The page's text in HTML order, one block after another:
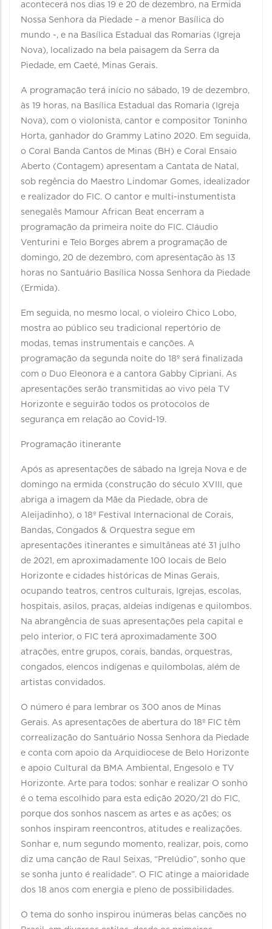
acontecerá nos dias 19 e 20 de dezembro, na Ermida
Nossa Senhora da Piedade – a menor Basílica do
mundo -, e na Basílica Estadual das Romarias (Igreja
Nova), localizado na bela paisagem da Serra da
Piedade, em Caeté, Minas Gerais.
A programação terá início no sábado, 19 de dezembro,
às 19 horas, na Basílica Estadual das Romaria (Igreja
Nova), com o violonista, cantor e compositor Toninho
Horta, ganhador do Grammy Latino 2020. Em seguida,
o Coral Banda Cantos de Minas (BH) e Coral Ensaio
Aberto (Contagem) apresentam a Cantata de Natal,
sob regência do Maestro Lindomar Gomes, idealizador
e realizador do FIC. O cantor e multi-instumentista
senegalês Mamour African Beat encerram a
programação da primeira noite do FIC. Cláudio
Venturini e Telo Borges abrem a programação de
domingo, 20 de dezembro, com apresentação às 13
horas no Santuário Basílica Nossa Senhora da Piedade
(Ermida).
Em seguida, no mesmo local, o violeiro Chico Lobo,
mostra ao público seu tradicional repertório de
modas, temas instrumentais e canções. A
programação da segunda noite do 18º será finalizada
com o Duo Eleonora e a cantora Gabby Cipriani. As
apresentações serão transmitidas ao vivo pela TV
Horizonte e seguirão todos os protocolos de
segurança em relação ao Covid-19.
Programação itinerante
Após as apresentações de sábado na Igreja Nova e de
domingo na ermida (construção do século XVIII, que
abriga a imagem da Mãe da Piedade, obra de
Aleijadinho), o 18º Festival Internacional de Corais,
Bandas, Congados & Orquestra segue em
apresentações itinerantes e simultâneas até 31 julho
de 2021, em aproximadamente 100 locais de Belo
Horizonte e cidades históricas de Minas Gerais,
ocupando teatros, centros culturais, Igrejas, escolas,
hospitais, asilos, praças, aldeias indígenas e quilombos.
Na abrangência de suas apresentações pela capital e
pelo interior, o FIC terá aproximadamente 300
atrações, entre grupos, corais, bandas, orquestras,
congados, elencos indígenas e quilombolas, além de
artistas convidados.
O número é para lembrar os 300 anos de Minas
Gerais. As apresentações de abertura do 18º FIC têm
correalização do Santuário Nossa Senhora da Piedade
e conta com apoio da Arquidiocese de Belo Horizonte
e apoio Cultural da BMA Ambiental, Engesolo e TV
Horizonte. Arte para todos: sonhar e realizar O sonho
é o tema escolhido para esta edição 2020/21 do FIC,
porque dos sonhos nascem as artes e as ações; os
sonhos inspiram reencontros, atitudes e realizações.
Sonhar e, num segundo momento, realizar, pois, como
diz uma canção de Raul Seixas, “Prelúdio”, sonho que
se sonha junto é realidade”. O FIC atinge a maioridade
dos 18 anos com energia e pleno de possibilidades.
O tema do sonho inspirou inúmeras belas canções no